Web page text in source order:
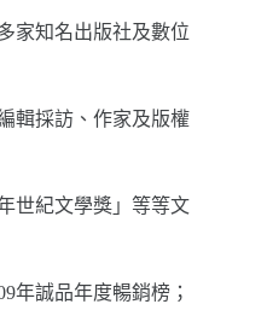
知名出版社及數位
採訪、作家及版權
紀文學獎」等等文
誠品年度暢銷榜；